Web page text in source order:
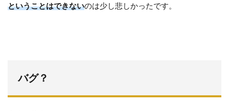
ということはできないのは少し悲しかったです。
バグ？